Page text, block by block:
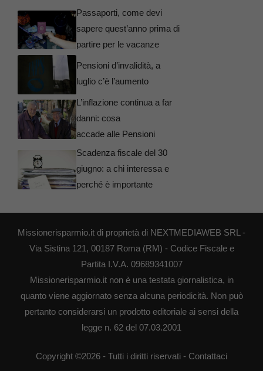
Passaporti, come devi
sapere quest’anno prima di
partire per le vacanze
Pensioni d’invalidità, a
luglio c’è l’aumento
L’inflazione continua a far
danni: cosa
accade alle Pensioni
Scadenza fiscale del 30
giugno: a chi interessa e
perché è importante
Missionerisparmio.it di proprietà di NEXTMEDIAWEB SRL -
Via Sistina 121, 00187 Roma (RM) - Codice Fiscale e
Partita I.V.A. 09689341007
Missionerisparmio.it non è una testata giornalistica, in
quanto viene aggiornato senza alcuna periodicità. Non può
pertanto considerarsi un prodotto editoriale ai sensi della
legge n. 62 del 07.03.2001
Copyright ©2026 - Tutti i diritti riservati - Contattaci